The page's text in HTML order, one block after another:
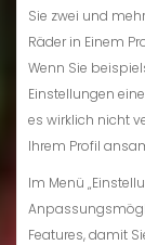
Sie zwei und
Räder in Einem
Wenn Sie
Einstellungen
es wirklich nicht
Ihrem Profil
Im Menü
Features, damit